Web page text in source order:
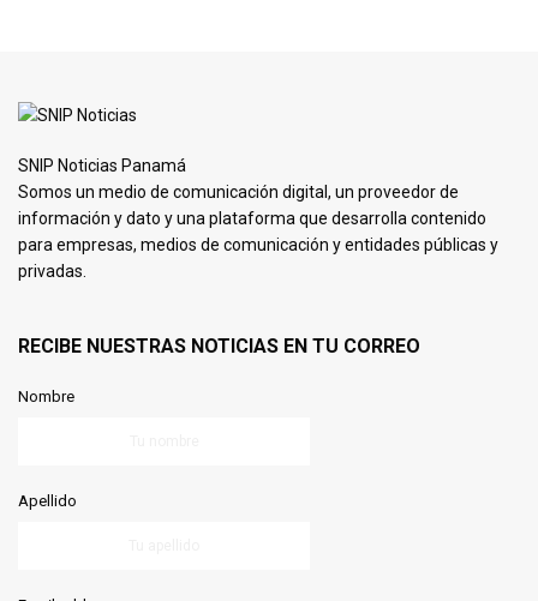
SNIP Noticias Panamá
Somos un medio de comunicación digital, un proveedor de
información y dato y una plataforma que desarrolla contenido
para empresas, medios de comunicación y entidades públicas y
privadas.
RECIBE NUESTRAS NOTICIAS EN TU CORREO
Nombre
Apellido